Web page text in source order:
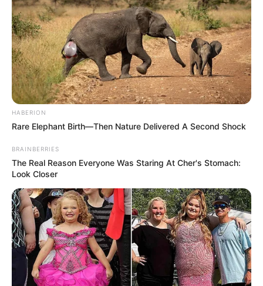
HABERION
Rare Elephant Birth—Then Nature Delivered A Second Shock
BRAINBERRIES
The Real Reason Everyone Was Staring At Cher's Stomach:
Look Closer